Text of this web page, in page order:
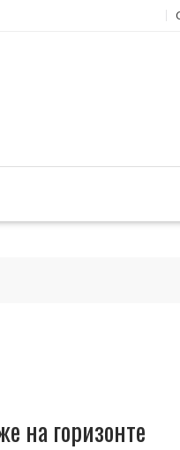
на горизонте